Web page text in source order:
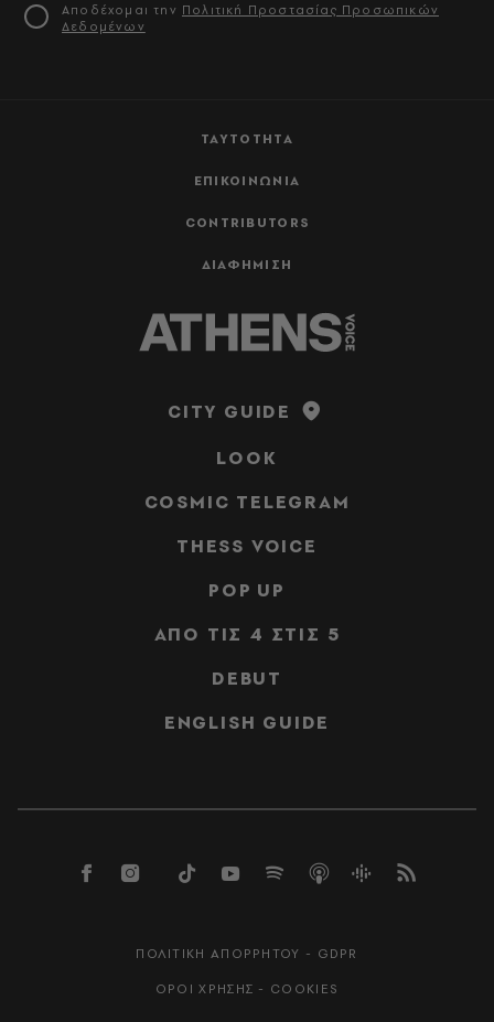
ΤΑΥΤΟΤΗΤΑ
ΕΠΙΚΟΙΝΩΝΙΑ
CONTRIBUTORS
ΔΙΑΦΗΜΙΣΗ
Αποδέχομαι την Πολιτική Προστασίας Προσωπικών
Δεδομένων
CITY GUIDE
LOOK
COSMIC TELEGRAM
THESS VOICE
POP UP
ΑΠΟ ΤΙΣ 4 ΣΤΙΣ 5
DEBUT
ENGLISH GUIDE
ΠΟΛΙΤΙΚΗ ΑΠΟΡΡΗΤΟΥ - GDPR
ΟΡΟΙ ΧΡΗΣΗΣ - COOKIES